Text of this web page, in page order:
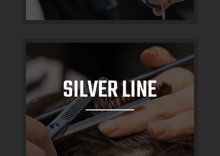
SILVER LINE